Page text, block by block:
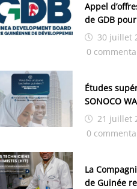
Appel
de GDB
industrielle
30 juillet
0
Études
SONOCO
programme
pour la
21 juillet
0
La
de Guinée